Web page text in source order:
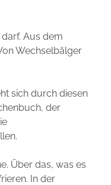
Aus dem
Wechselbälger
sich durch diesen
der
Über das, was es
In der